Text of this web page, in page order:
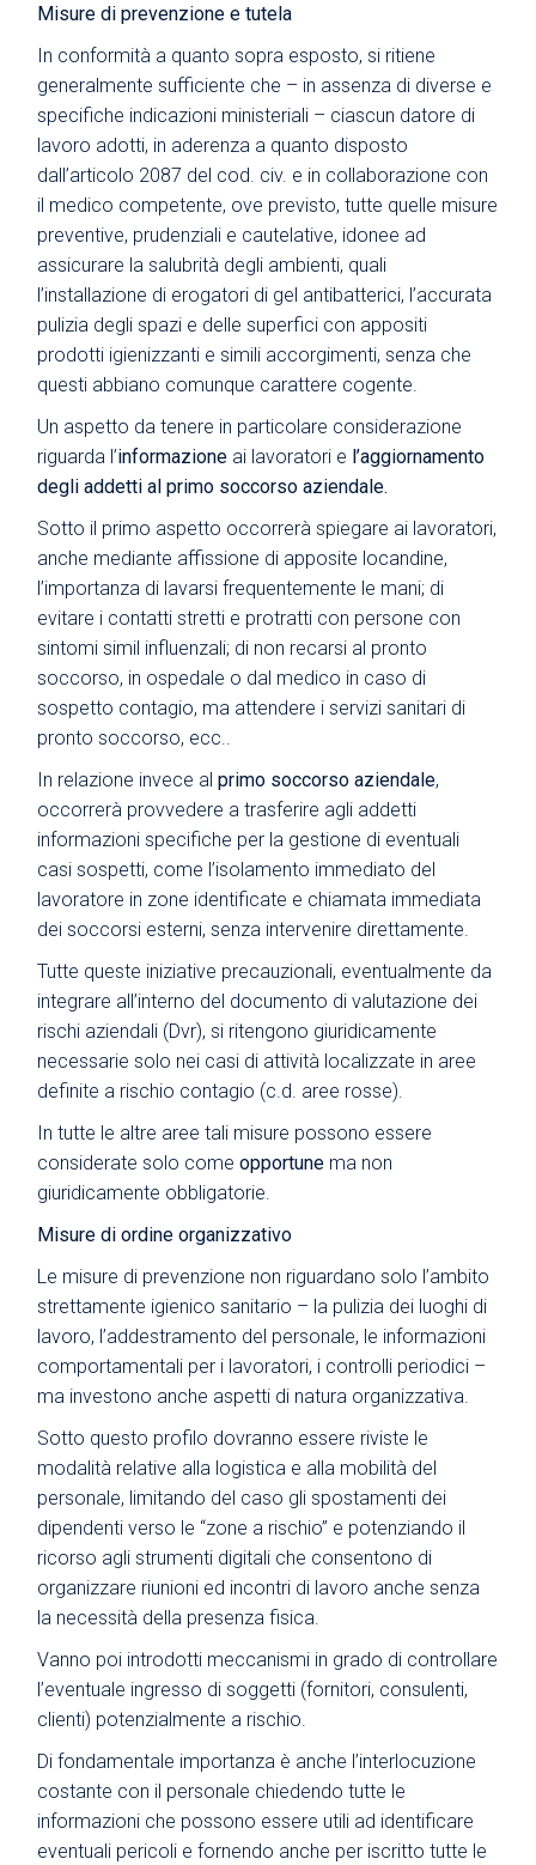
Misure di prevenzione e tutela
In conformità a quanto sopra esposto, si ritiene
generalmente sufficiente che – in assenza di diverse e
specifiche indicazioni ministeriali – ciascun datore di
lavoro adotti, in aderenza a quanto disposto
dall’articolo 2087 del cod. civ. e in collaborazione con
il medico competente, ove previsto, tutte quelle misure
preventive, prudenziali e cautelative, idonee ad
assicurare la salubrità degli ambienti, quali
l’installazione di erogatori di gel antibatterici, l’accurata
pulizia degli spazi e delle superfici con appositi
prodotti igienizzanti e simili accorgimenti, senza che
questi abbiano comunque carattere cogente.
Un aspetto da tenere in particolare considerazione
riguarda l’informazione ai lavoratori e l’aggiornamento
degli addetti al primo soccorso aziendale.
Sotto il primo aspetto occorrerà spiegare ai lavoratori,
anche mediante affissione di apposite locandine,
l’importanza di lavarsi frequentemente le mani; di
evitare i contatti stretti e protratti con persone con
sintomi simil influenzali; di non recarsi al pronto
soccorso, in ospedale o dal medico in caso di
sospetto contagio, ma attendere i servizi sanitari di
pronto soccorso, ecc..
In relazione invece alprimo soccorso aziendale,
occorrerà provvedere a trasferire agli addetti
informazioni specifiche per la gestione di eventuali
casi sospetti, come l’isolamento immediato del
lavoratore in zone identificate e chiamata immediata
dei soccorsi esterni, senza intervenire direttamente.
Tutte queste iniziative precauzionali, eventualmente da
integrare all’interno del documento di valutazione dei
rischi aziendali (Dvr), si ritengono giuridicamente
necessarie solo nei casi di attività localizzate in aree
definite a rischio contagio (c.d. aree rosse).
In tutte le altre aree tali misure possono essere
considerate solo comeopportune ma non
giuridicamente obbligatorie.
Misure di ordine organizzativo
Le misure di prevenzione non riguardano solo l’ambito
strettamente igienico sanitario – la pulizia dei luoghi di
lavoro, l’addestramento del personale, le informazioni
comportamentali per i lavoratori, i controlli periodici –
ma investono anche aspetti di natura organizzativa.
Sotto questo profilo dovranno essere riviste le
modalità relative alla logistica e alla mobilità del
personale, limitando del caso gli spostamenti dei
dipendenti verso le “zone a rischio” e potenziando il
ricorso agli strumenti digitali che consentono di
organizzare riunioni ed incontri di lavoro anche senza
la necessità della presenza fisica.
Vanno poi introdotti meccanismi in grado di controllare
l’eventuale ingresso di soggetti (fornitori, consulenti,
clienti) potenzialmente a rischio.
Di fondamentale importanza è anche l’interlocuzione
costante con il personale chiedendo tutte le
informazioni che possono essere utili ad identificare
eventuali pericoli e fornendo anche per iscritto tutte le